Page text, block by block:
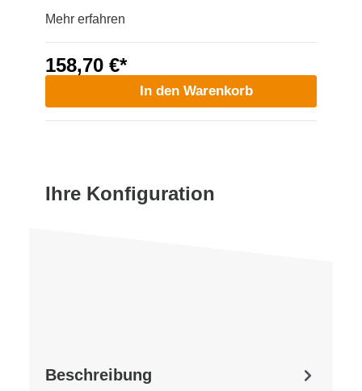
Mehr erfahren
158,70 €*
In den Warenkorb
Ihre Konfiguration
Beschreibung